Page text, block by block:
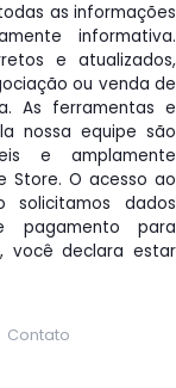
as informações
informativa.
e atualizados,
ou venda de
As ferramentas e
nossa equipe são
e amplamente
Store. O acesso ao
dados
pagamento para
você declara estar
Contato